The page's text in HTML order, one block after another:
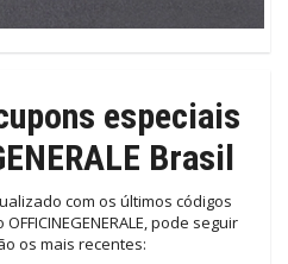
especiais
Brasil
com os últimos códigos
pode seguir
os mais recentes: